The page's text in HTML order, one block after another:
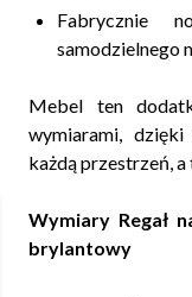
Fabrycznie
samodzielnego
Mebel ten
wymiarami,
każdą przestrzeń,
Wymiary Regał
brylantowy